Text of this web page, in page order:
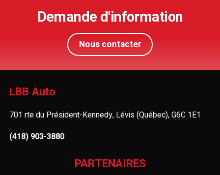
Demande d'information
Nous contacter
LBB Auto
701 rte du Président-Kennedy, Lévis (Québec), G6C 1E1
(418) 903-3880
PARTENAIRES